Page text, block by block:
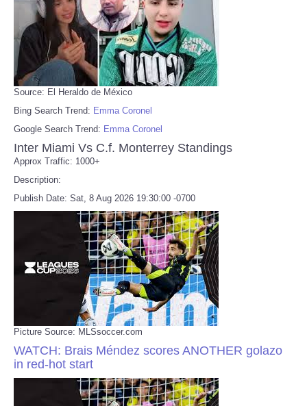
Source: El Heraldo de México
Bing Search Trend: Emma Coronel
Google Search Trend: Emma Coronel
Inter Miami Vs C.f. Monterrey Standings
Approx Traffic: 1000+
Description:
Publish Date: Sat, 8 Aug 2026 19:30:00 -0700
Picture Source: MLSsoccer.com
WATCH: Brais Méndez scores ANOTHER golazo
in red-hot start